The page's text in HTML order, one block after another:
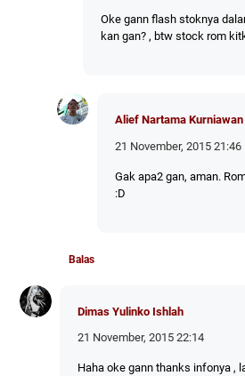
Oke gann flash stoknya
kan gan? , btw stock rom
Alief Nartama Kurniawan
21 November, 2015 21:46
Gak apa2 gan, aman.
:D
Balas
Dimas Yulinko Ishlah
21 November, 2015 22:14
Haha oke gann thanks infonya ,